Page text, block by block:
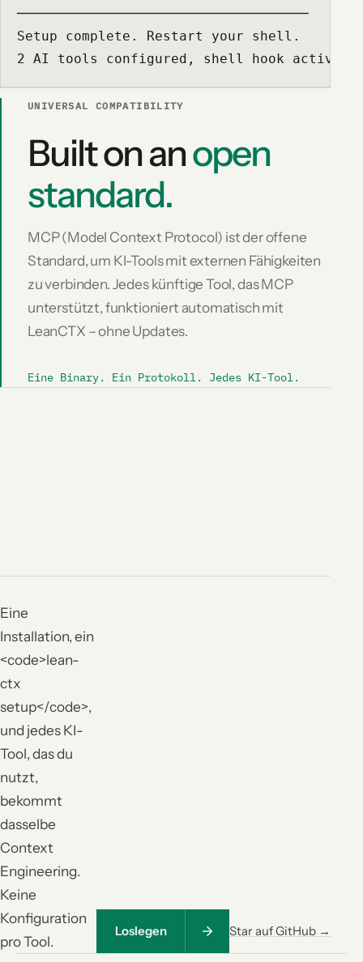
Setup complete. Restart your shell.
2 AI tools configured, shell hook active
UNIVERSAL COMPATIBILITY
Built on anopen
standard.
MCP (Model Context Protocol) ist der offene
Standard, um KI-Tools mit externen Fähigkeiten
zu verbinden. Jedes künftige Tool, das MCP
unterstützt, funktioniert automatisch mit
LeanCTX – ohne Updates.
Eine Binary. Ein Protokoll. Jedes KI-Tool.
Eine
Installation, ein
<code>lean-
ctx
setup</code>,
und jedes KI-
Tool, das du
nutzt,
bekommt
dasselbe
Context
Engineering.
Keine
Konfiguration
pro Tool.
Loslegen Star auf GitHub →